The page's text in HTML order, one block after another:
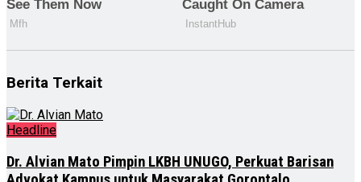
Berita Terkait
Headline
Dr. Alvian Mato Pimpin LKBH UNUGO, Perkuat Barisan